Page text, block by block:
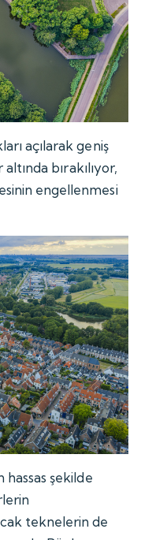
açılarak geniş
bırakılıyor,
engellenmesi
hassas şekilde
teknelerin de